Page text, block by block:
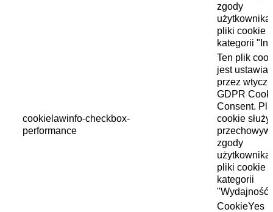
zgody
użytkownika
pliki cookie
kategorii
cookielawinfo-checkbox-
performance
Ten plik
jest
przez
GDPR
Consent.
cookie służy
zgody
użytkownika
pliki cookie
kategorii
CookieYes